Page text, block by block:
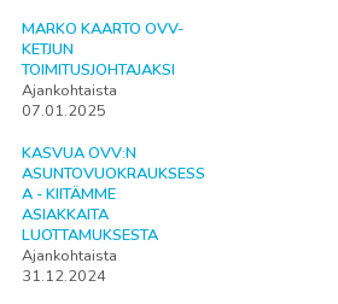
MARKO KAARTO OVV-
KETJUN
TOIMITUSJOHTAJAKSI
Ajankohtaista
07.01.2025
KASVUA OVV:N
ASUNTOVUOKRAUKSESS
A - KIITÄMME
ASIAKKAITA
LUOTTAMUKSESTA
Ajankohtaista
31.12.2024